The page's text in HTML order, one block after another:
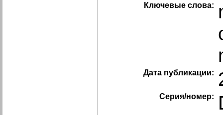
Ключевые слова:
Дата публикации:
Серия/номер: